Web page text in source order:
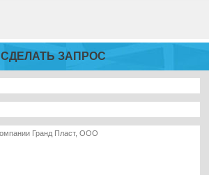
СДЕЛАТЬ ЗАПРОС